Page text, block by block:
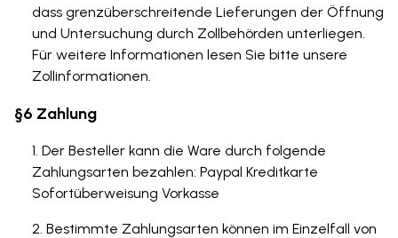
dass grenzüberschreitende Lieferungen der Öffnung
und Untersuchung durch Zollbehörden unterliegen.
Für weitere Informationen lesen Sie bitte unsere
Zollinformationen.
§6 Zahlung
Der Besteller kann die Ware durch folgende
Zahlungsarten bezahlen: Paypal Kreditkarte
Sofortüberweisung Vorkasse
Bestimmte Zahlungsarten können im Einzelfall von